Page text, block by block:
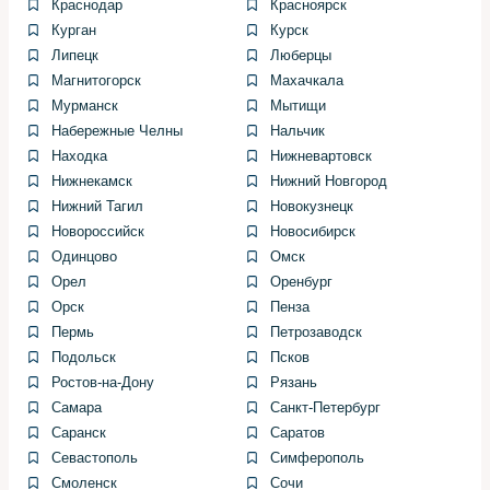
производителя по моменту.
Ещё одна ловушка — попытка сэкономить на съёмнике
и делать всё молотком. Это может привести к перекосу
подшипника или повреждению ступицы. Лучше
остановиться и взять в аренду пресс, чем потом
менять ступицу.
Таблица: краткая проверка
перед работой
Небольшая таблица поможет быстро
сориентироваться и принять решение о сложных
операциях.
Шум на
скорости
Постоянный гул
и сальник
Подтёки
Масляные пятна у Заменить сальник и
Краснодар
Красноярск
Курган
Курск
Липецк
Люберцы
Магнитогорск
Махачкала
Мурманск
Мытищи
Набережные Челны
Нальчик
Находка
Нижневартовск
Нижнекамск
Нижний Новгород
Нижний Тагил
Новокузнецк
Новороссийск
Новосибирск
Одинцово
Омск
Орел
Оренбург
Орск
Пенза
Пермь
Петрозаводск
Подольск
Псков
Ростов-на-Дону
Рязань
Самара
Санкт-Петербург
Саранск
Саратов
Севастополь
Симферополь
Смоленск
Сочи